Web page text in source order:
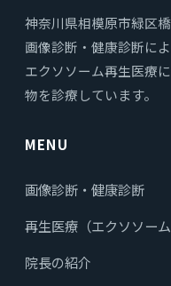
神奈川県相模原市緑区
画像診断・健康診断に
エクソソーム再生医療
物を診療しています。
MENU
画像診断・健康診断
再生医療（エクソソーム
院長の紹介